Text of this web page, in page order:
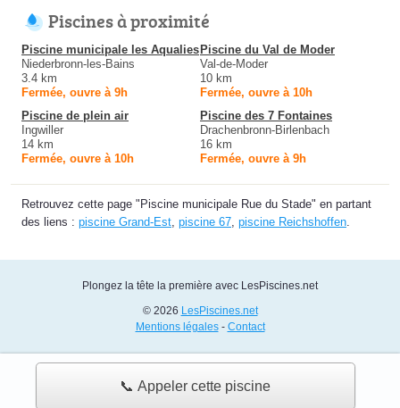
📞 Appeler cette piscine
Piscines à proximité
Piscine municipale les Aqualies
Niederbronn-les-Bains
3.4 km
Fermée, ouvre à 9h
Piscine du Val de Moder
Val-de-Moder
10 km
Fermée, ouvre à 10h
Piscine de plein air
Ingwiller
14 km
Fermée, ouvre à 10h
Piscine des 7 Fontaines
Drachenbronn-Birlenbach
16 km
Fermée, ouvre à 9h
Retrouvez cette page "Piscine municipale Rue du Stade" en partant
des liens : piscine Grand-Est, piscine 67, piscine Reichshoffen.
Plongez la tête la première avec LesPiscines.net
© 2026 LesPiscines.net
Mentions légales- Contact